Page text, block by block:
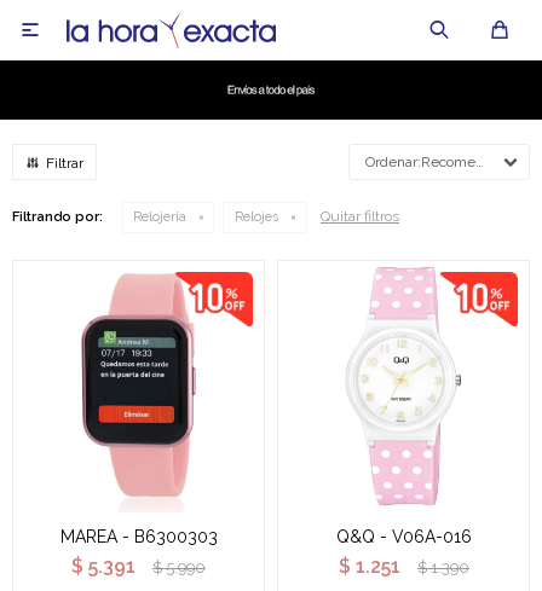

Recomendados
Filtrando por: Relojería Relojes Quitar filtros
MAREA - B6300303
$ 5.391 $ 5.990
Q&Q - V06A-016
$ 1.251 $ 1.390